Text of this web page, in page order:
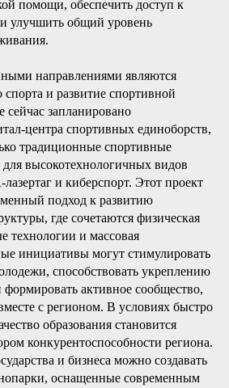
помощи, обеспечить доступ к
улучшить общий уровень
направлениями являются
и развитие спортивной
запланировано
центра спортивных единоборств,
традиционные спортивные
высокотехнологичных видов
и киберспорт. Этот проект
подход к развитию
где сочетаются физическая
технологии и массовая
инициативы могут стимулировать
способствовать укреплению
формировать активное сообщество,
с регионом. В условиях быстро
образования становится
конкурентоспособности региона.
и бизнеса можно создавать
оснащенные современным